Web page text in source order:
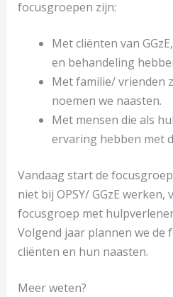
focusgroepen zijn:
Met cliënten van
en behandeling
Met familie/ vrienden
noemen we naasten.
Met mensen die als
ervaring hebben met
Vandaag start de
niet bij OPSY/ GGzE werken,
focusgroep met
Volgend jaar plannen we de
cliënten en hun naasten.
Meer weten?